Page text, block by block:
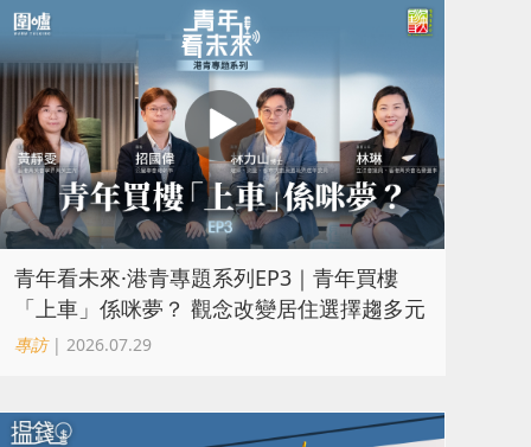
青年看未來·港青專題系列EP3｜青年買樓
「上車」係咪夢？ 觀念改變居住選擇趨多元
專訪| 2026.07.29